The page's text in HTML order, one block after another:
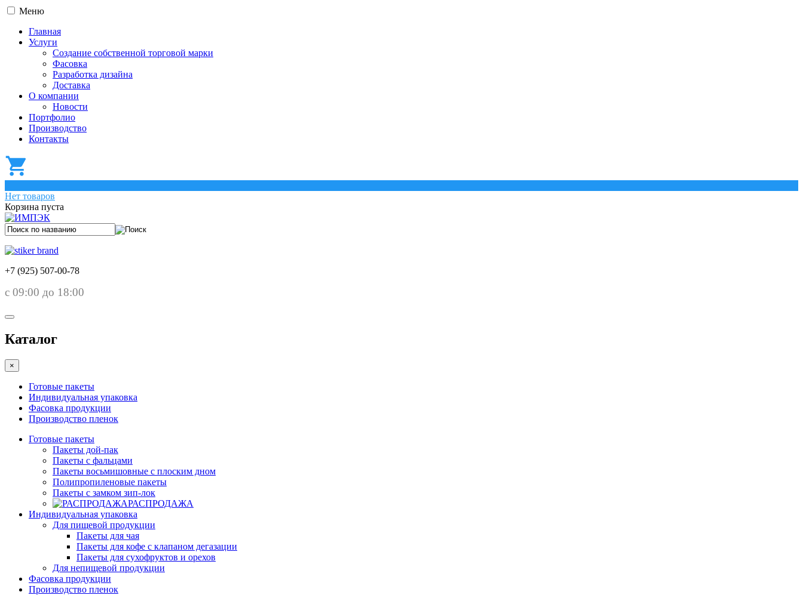
Меню
Главная
Услуги
Создание собственной торговой марки
Фасовка
Разработка дизайна
Доставка
О компании
Новости
Портфолио
Производство
Контакты
Нет товаров
Корзина пуста
+7 (925) 507-00-78
с 09:00 до 18:00
Каталог
×
Готовые пакеты
Индивидуальная упаковка
Фасовка продукции
Производство пленок
Готовые пакеты
Пакеты дой-пак
Пакеты с фальцами
Пакеты восьмишовные с плоским дном
Полипропиленовые пакеты
Пакеты с замком зип-лок
РАСПРОДАЖА
Индивидуальная упаковка
Для пищевой продукции
Пакеты для чая
Пакеты для кофе с клапаном дегазации
Пакеты для сухофруктов и орехов
Для непищевой продукции
Фасовка продукции
Производство пленок